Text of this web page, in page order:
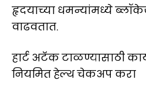
हृदयाच्या धमन्यांमध्ये
वाढवतात.
हार्ट अटॅक टाळण्यासाठी
नियमित हेल्थ चेकअप करा